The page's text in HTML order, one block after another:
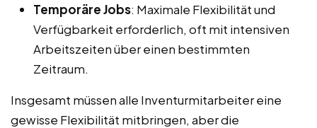
Temporäre Jobs: Maximale Flexibilität und
Verfügbarkeit erforderlich, oft mit intensiven
Arbeitszeiten über einen bestimmten
Zeitraum.
Insgesamt müssen alle Inventurmitarbeiter eine
gewisse Flexibilität mitbringen, aber die